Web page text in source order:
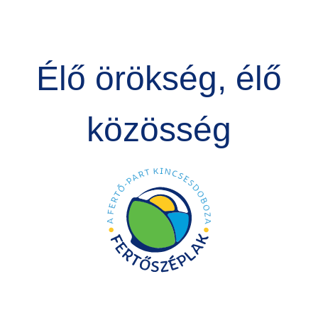
Élő örökség, élő
közösség